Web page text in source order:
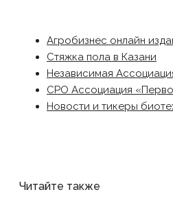
Агробизнес онлайн
Стяжка пола в Казани
Независимая
СРО Ассоциация
Новости и тикеры
Читайте также